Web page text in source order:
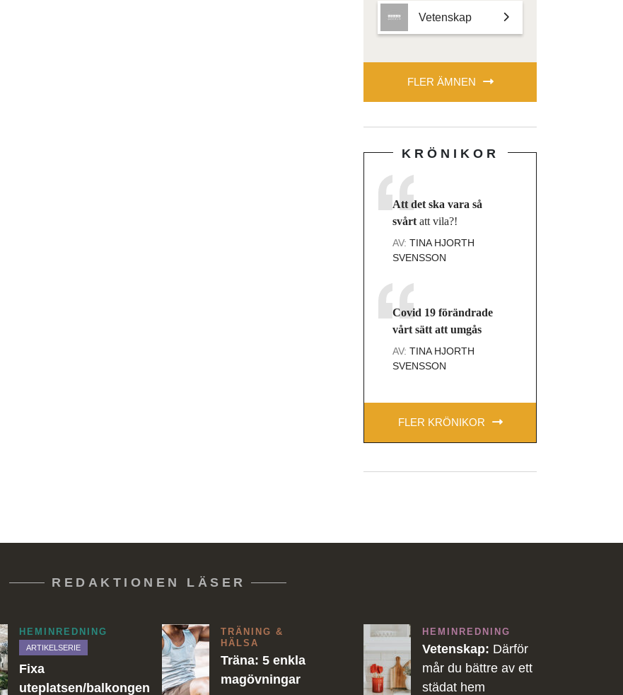
Vetenskap
FLER ÄMNEN
KRÖNIKOR
Att det ska vara så
svårt att vila?!
AV: TINA HJORTH
SVENSSON
Covid 19 förändrade
vårt sätt att umgås
AV: TINA HJORTH
SVENSSON
FLER KRÖNIKOR
REDAKTIONEN LÄSER
HEMINREDNING
ARTIKELSERIE
Fixa
uteplatsen/balkongen
TRÄNING &
HÄLSA
Träna: 5 enkla
magövningar
HEMINREDNING
Vetenskap: Därför
mår du bättre av ett
städat hem